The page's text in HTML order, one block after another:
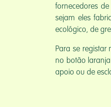
fornecedores
sejam eles
ecológico, de
Para se registar
no botão laranja
apoio ou de